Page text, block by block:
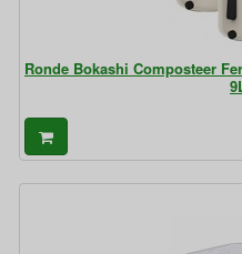
Ronde Bokashi Composteer